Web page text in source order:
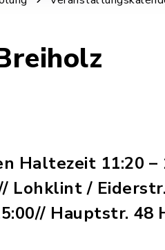
Haltezeit 11:20
Lohklint /
Hauptstr. 48